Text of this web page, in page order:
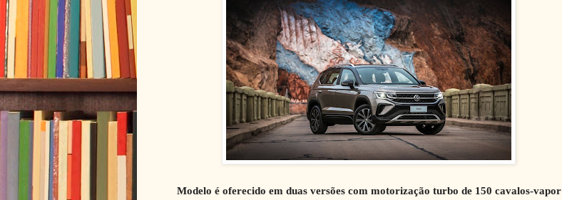
Modelo é oferecido em duas versões com motorização turbo de 150 cavalos-vapor